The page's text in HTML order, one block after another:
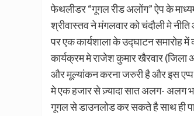
फेथलीडर “गूगल रीड अलोंग” ऐप के
श्रीवास्तव ने मंगलवार को चंदौली मे
पर एक कार्यशाला के उद्घाटन समारोह में
कार्यक्रम मे राजेश कुमार खैरवार
और मूल्यांकन करना जरुरी है और इस एप्प
मे एक हजार से ज़्यादा सात अलग- अलग
गूगल से डाउनलोड कर सकते है साथ ही